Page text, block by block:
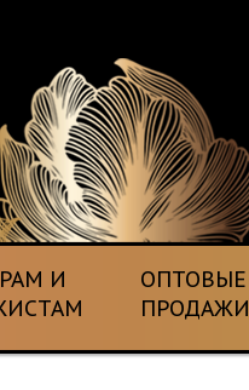
И
ОПТОВЫЕ
ПРОДАЖИ